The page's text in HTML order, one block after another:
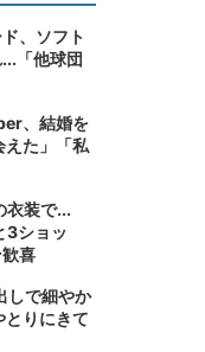
、ソフト
「他球団
、結婚を
た」「私
衣装で...
3ショッ
喜
しで細やか
とりにきて